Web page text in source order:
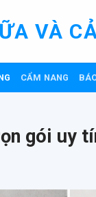
VÀ
CẨM NANG
gói uy